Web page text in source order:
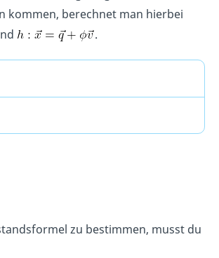
kommen, berechnet man hierbei
.
zu bestimmen, musst du